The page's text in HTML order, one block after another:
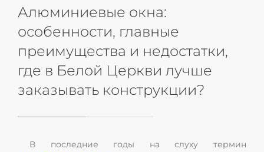
Алюминиевые окна:
особенности, главные
преимущества и недостатки,
где в Белой Церкви лучше
заказывать конструкции?
В последние годы на слуху термин